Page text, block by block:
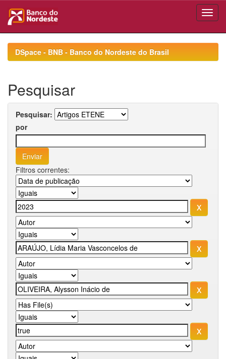
navigationDSpace - BNB - Banco do Nordeste do Brasil
Pesquisar
Pesquisar:
por
Filtros correntes: